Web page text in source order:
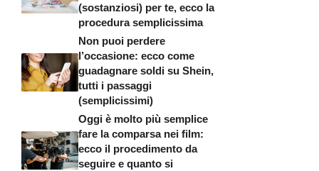
(sostanziosi) per te, ecco la
procedura semplicissima
Non puoi perdere
l’occasione: ecco come
guadagnare soldi su Shein,
tutti i passaggi
(semplicissimi)
Oggi è molto più semplice
fare la comparsa nei film:
ecco il procedimento da
seguire e quanto si